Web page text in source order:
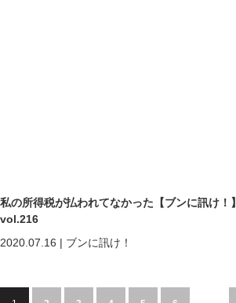
私の所得税が払われてなかった【ブンに訊け！】
vol.216
2020.07.16 | ブンに訊け！